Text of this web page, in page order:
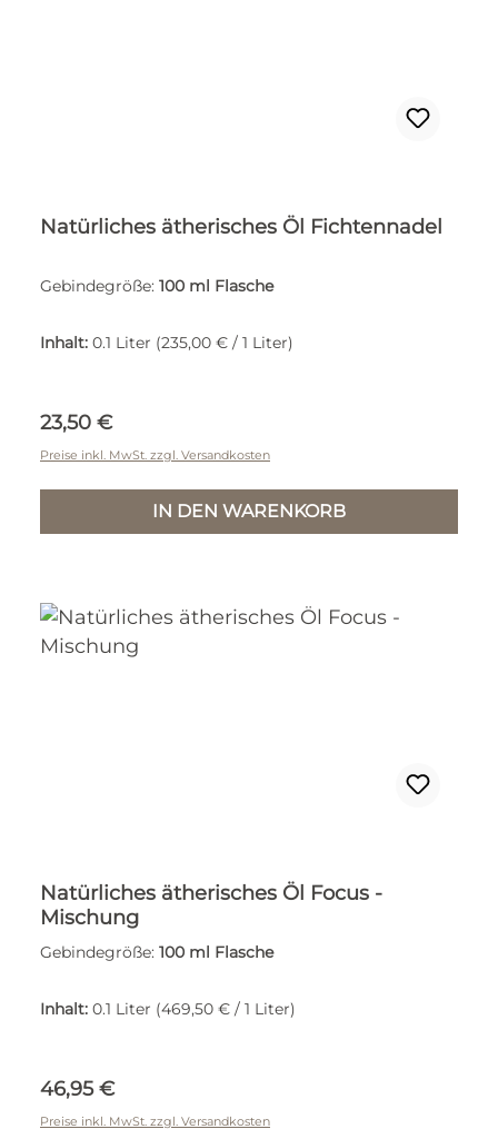
Natürliches ätherisches Öl Fichtennadel
Gebindegröße: 100 ml Flasche
Inhalt: 0.1 Liter (235,00 € / 1 Liter)
Regulärer Preis:
23,50 €
Preise inkl. MwSt. zzgl. Versandkosten
IN DEN WARENKORB
Natürliches ätherisches Öl Focus -
Mischung
Gebindegröße: 100 ml Flasche
Inhalt: 0.1 Liter (469,50 € / 1 Liter)
Regulärer Preis:
46,95 €
Preise inkl. MwSt. zzgl. Versandkosten